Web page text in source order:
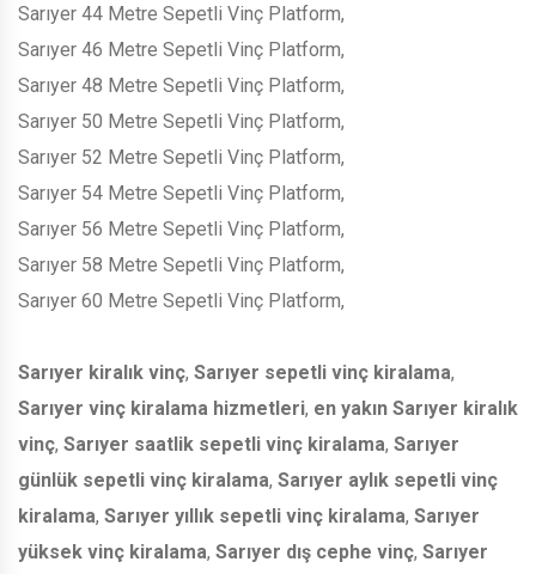
Sarıyer 44 Metre Sepetli Vinç Platform,
Sarıyer 46 Metre Sepetli Vinç Platform,
Sarıyer 48 Metre Sepetli Vinç Platform,
Sarıyer 50 Metre Sepetli Vinç Platform,
Sarıyer 52 Metre Sepetli Vinç Platform,
Sarıyer 54 Metre Sepetli Vinç Platform,
Sarıyer 56 Metre Sepetli Vinç Platform,
Sarıyer 58 Metre Sepetli Vinç Platform,
Sarıyer 60 Metre Sepetli Vinç Platform,
Sarıyer kiralık vinç, Sarıyer sepetli vinç kiralama,
Sarıyer vinç kiralama hizmetleri, en yakın Sarıyer kiralık
vinç, Sarıyer saatlik sepetli vinç kiralama, Sarıyer
günlük sepetli vinç kiralama, Sarıyer aylık sepetli vinç
kiralama, Sarıyer yıllık sepetli vinç kiralama, Sarıyer
yüksek vinç kiralama, Sarıyer dış cephe vinç, Sarıyer